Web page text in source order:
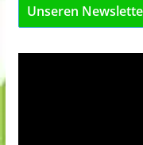
Unseren